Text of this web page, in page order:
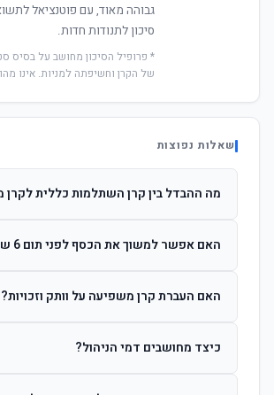
גבוהה מאוד, עם פוטנציאל
סיכון לתנודות חדות.
* פרופיל הסיכון מחושב על בסיס
של הקרן וחשיפתה למניות. אינו
שאלות נפוצות
מה ההבדל בין קרן השתלמות כללית לקרן
ההשקעות. קרן מסלולית עוקבת אחרי מדד
האם אפשר למשוך את הכסף לפני תום 6 שנים?
הרווחים. לאחר 6 שנים ניתן למשוך פטור ממס
האם העברת קרן משפיעה על וותק וזכויות?
החברות. הוותק ממשיך להיספר מיום ההפקדה
כיצד מחושבים דמי הניהול?